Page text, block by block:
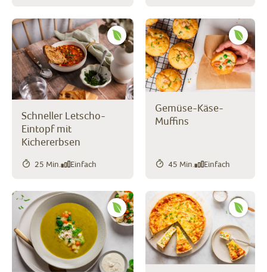
Schneller Letscho-
Eintopf mit
Kichererbsen
25 Min. Einfach
Gemüse-Käse-
Muffins
45 Min. Einfach